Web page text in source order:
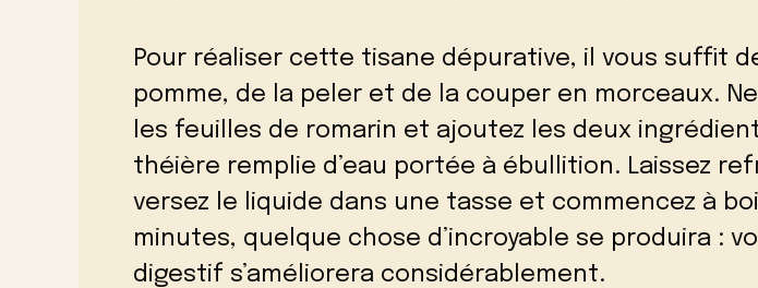
Pour réaliser cette tisane dépurative, il vous suffit
pomme, de la peler et de la couper en morceaux.
les feuilles de romarin et ajoutez les deux
théière remplie d’eau portée à ébullition. Laissez
versez le liquide dans une tasse et commencez à
minutes, quelque chose d’incroyable se produira :
digestif s’améliorera considérablement.